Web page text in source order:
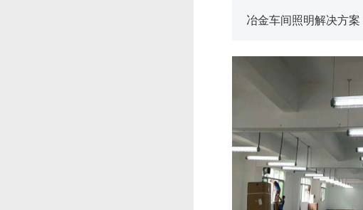
冶金车间照明解决方案